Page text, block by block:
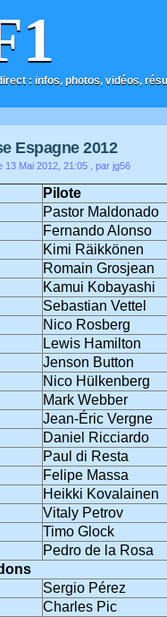
: infos, photos, vidéos,
Espagne 2012
13 Mai 2012, 21:05 , par jg56
Pilote
Pastor Maldonado
Fernando Alonso
Kimi Räikkönen
Romain Grosjean
Kamui Kobayashi
Sebastian Vettel
Nico Rosberg
Lewis Hamilton
Jenson Button
Nico Hülkenberg
Mark Webber
Jean-Éric Vergne
Daniel Ricciardo
Paul di Resta
Felipe Massa
Heikki Kovalainen
Vitaly Petrov
Timo Glock
Pedro de la Rosa
Sergio Pérez
Charles Pic